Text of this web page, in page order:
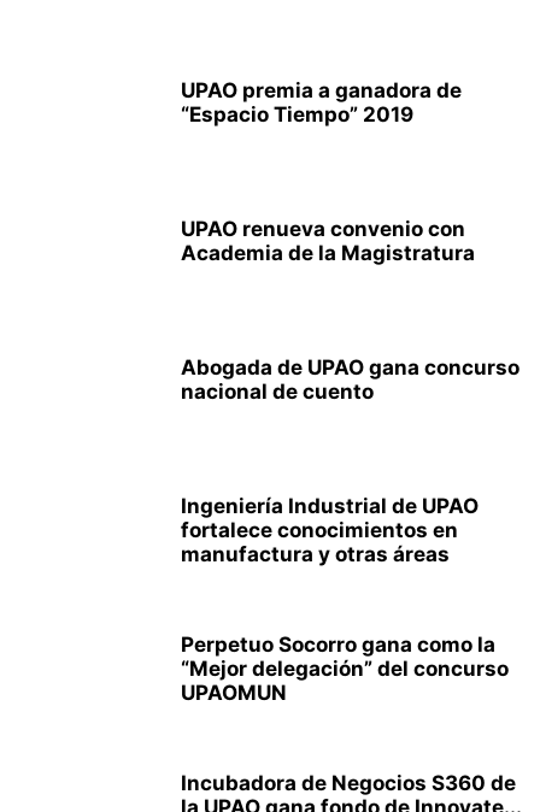
UPAO premia a ganadora de
“Espacio Tiempo” 2019
UPAO renueva convenio con
Academia de la Magistratura
Abogada de UPAO gana concurso
nacional de cuento
Ingeniería Industrial de UPAO
fortalece conocimientos en
manufactura y otras áreas
Perpetuo Socorro gana como la
“Mejor delegación” del concurso
UPAOMUN
Incubadora de Negocios S360 de
la UPAO gana fondo de Innovate...